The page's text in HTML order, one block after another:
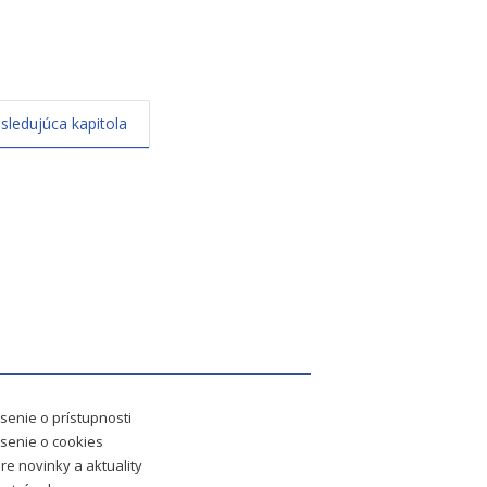
kapitola
o prístupnosti
o cookies
novinky a aktuality